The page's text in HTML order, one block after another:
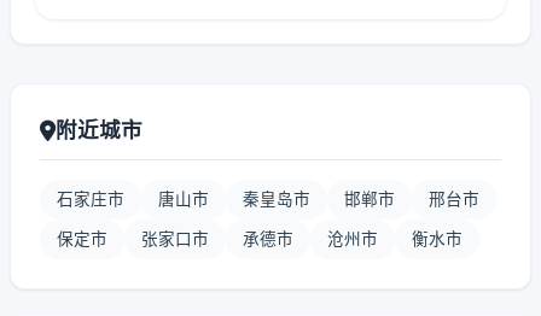
附近城市
石家庄市 唐山市 秦皇岛市 邯郸市 邢台市
保定市 张家口市 承德市 沧州市 衡水市